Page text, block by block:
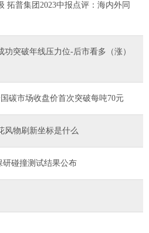
拓普集团2023中报点评：海内外同
功突破年线压力位-后市看多（涨）
碳市场收盘价首次突破每吨70元
风物刷新坐标是什么
研碰撞测试结果公布